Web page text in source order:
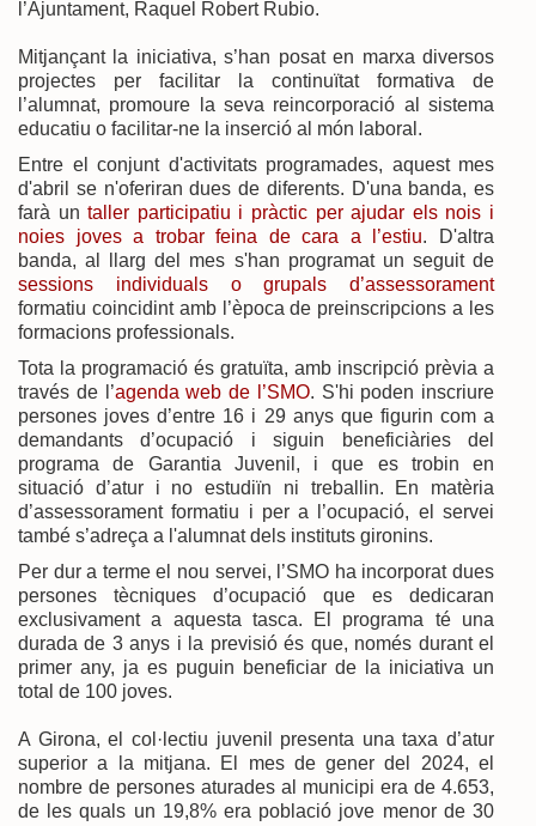
l’Ajuntament, Raquel Robert Rubio.
Mitjançant la iniciativa, s’han posat en marxa diversos
projectes per facilitar la continuïtat formativa de
l’alumnat, promoure la seva reincorporació al sistema
educatiu o facilitar-ne la inserció al món laboral.
Entre el conjunt d'activitats programades, aquest mes
d'abril se n'oferiran dues de diferents. D'una banda, es
farà un taller participatiu i pràctic per ajudar els nois i
noies joves a trobar feina de cara a l’estiu. D'altra
banda, al llarg del mes s'han programat un seguit de
sessions individuals o grupals d’assessorament
formatiu coincidint amb l’època de preinscripcions a les
formacions professionals.
Tota la programació és gratuïta, amb inscripció prèvia a
través de l’agenda web de l’SMO. S'hi poden inscriure
persones joves d’entre 16 i 29 anys que figurin com a
demandants d’ocupació i siguin beneficiàries del
programa de Garantia Juvenil, i que es trobin en
situació d’atur i no estudiïn ni treballin. En matèria
d’assessorament formatiu i per a l’ocupació, el servei
també s’adreça a l'alumnat dels instituts gironins.
Per dur a terme el nou servei, l’SMO ha incorporat dues
persones tècniques d’ocupació que es dedicaran
exclusivament a aquesta tasca. El programa té una
durada de 3 anys i la previsió és que, només durant el
primer any, ja es puguin beneficiar de la iniciativa un
total de 100 joves.
A Girona, el col·lectiu juvenil presenta una taxa d’atur
superior a la mitjana. El mes de gener del 2024, el
nombre de persones aturades al municipi era de 4.653,
de les quals un 19,8% era població jove menor de 30